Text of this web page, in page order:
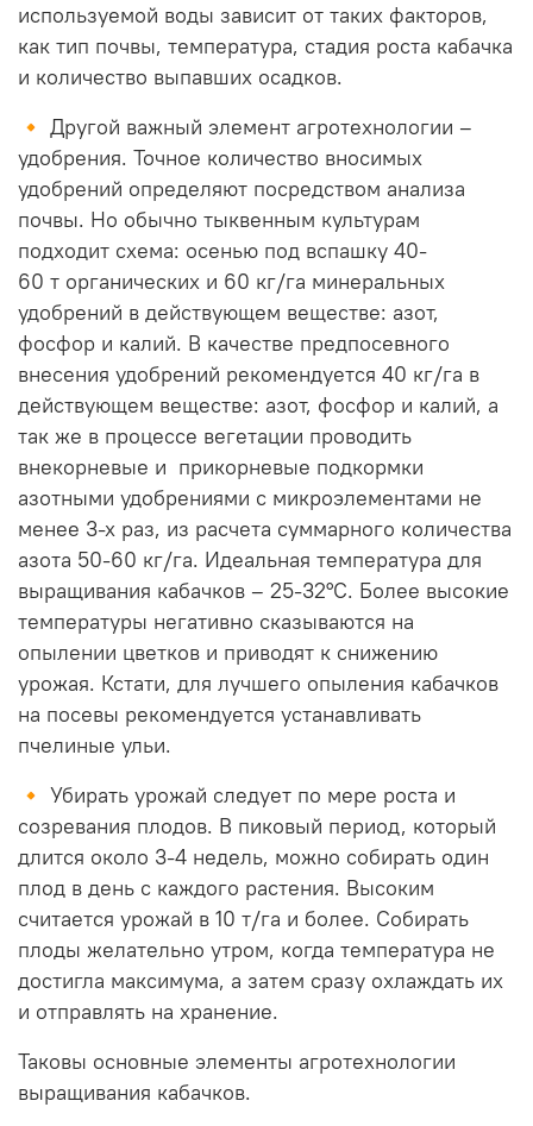
используемой воды зависит от таких факторов,
как тип почвы, температура, стадия роста кабачка
и количество выпавших осадков.
🔸 Другой важный элемент агротехнологии –
удобрения. Точное количество вносимых
удобрений определяют посредством анализа
почвы. Но обычно тыквенным культурам
подходит схема: осенью под вспашку 40-
60 т органических и 60 кг/га минеральных
удобрений в действующем веществе: азот,
фосфор и калий. В качестве предпосевного
внесения удобрений рекомендуется 40 кг/га в
действующем веществе: азот, фосфор и калий, а
так же в процессе вегетации проводить
внекорневые и прикорневые подкормки
азотными удобрениями с микроэлементами не
менее 3-х раз, из расчета суммарного количества
азота 50-60 кг/га. Идеальная температура для
выращивания кабачков – 25-32°C. Более высокие
температуры негативно сказываются на
опылении цветков и приводят к снижению
урожая. Кстати, для лучшего опыления кабачков
на посевы рекомендуется устанавливать
пчелиные ульи.
🔸 Убирать урожай следует по мере роста и
созревания плодов. В пиковый период, который
длится около 3-4 недель, можно собирать один
плод в день с каждого растения. Высоким
считается урожай в 10 т/га и более. Собирать
плоды желательно утром, когда температура не
достигла максимума, а затем сразу охлаждать их
и отправлять на хранение.
Таковы основные элементы агротехнологии
выращивания кабачков.